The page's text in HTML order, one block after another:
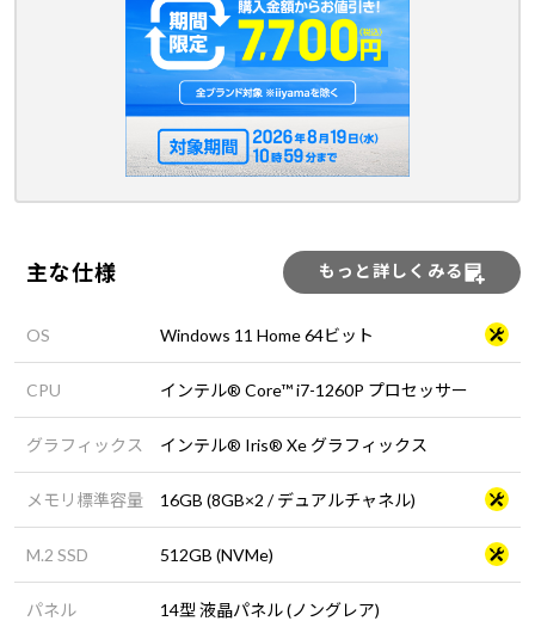
主な仕様 もっと詳しくみる
OS Windows 11 Home 64ビット
CPU インテル® Core™ i7-1260P プロセッサー
グラフィックス インテル® Iris® Xe グラフィックス
メモリ標準容量 16GB (8GB×2 / デュアルチャネル)
M.2 SSD 512GB (NVMe)
パネル 14型 液晶パネル (ノングレア)